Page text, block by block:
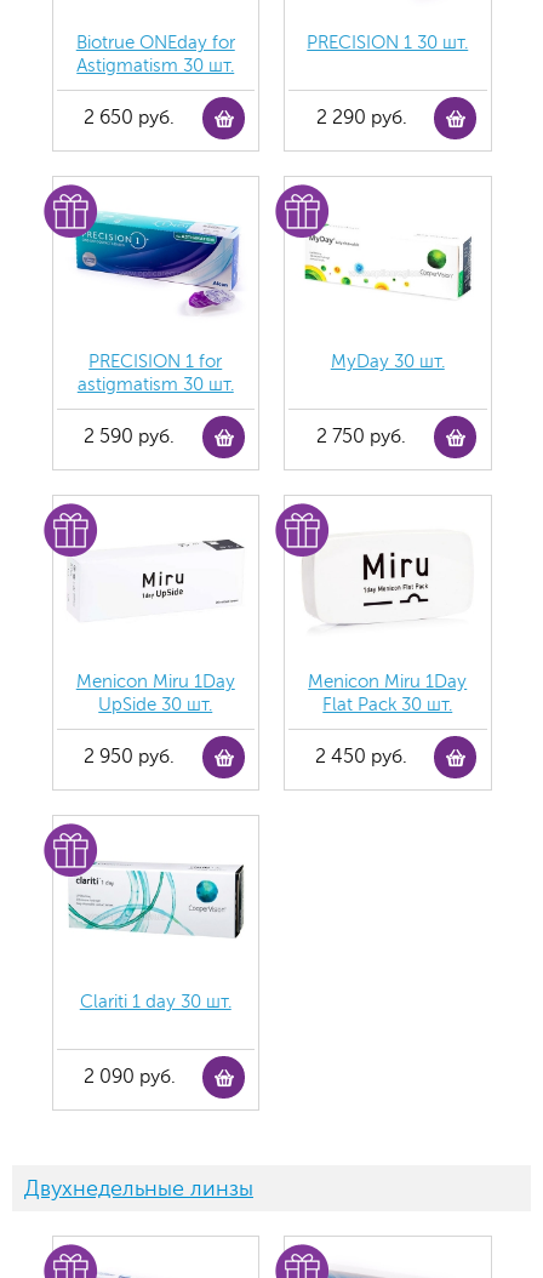
Biotrue ONEday for
Astigmatism 30 шт.
2 650 руб.
PRECISION 1 30 шт.
2 290 руб.
PRECISION 1 for
astigmatism 30 шт.
2 590 руб.
MyDay 30 шт.
2 750 руб.
Menicon Miru 1Day
UpSide 30 шт.
2 950 руб.
Menicon Miru 1Day
Flat Pack 30 шт.
2 450 руб.
Clariti 1 day 30 шт.
2 090 руб.
Двухнедельные линзы